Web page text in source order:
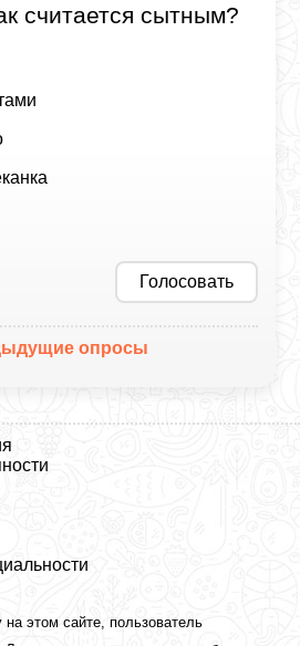
считается сытным?
Голосовать
опросы
этом сайте, пользователь